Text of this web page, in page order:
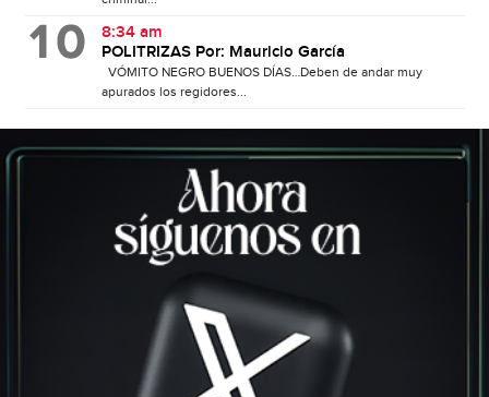
8:34 am
POLITRIZAS Por: Mauricio García
VÓMITO NEGRO BUENOS DÍAS…Deben de andar muy
apurados los regidores...